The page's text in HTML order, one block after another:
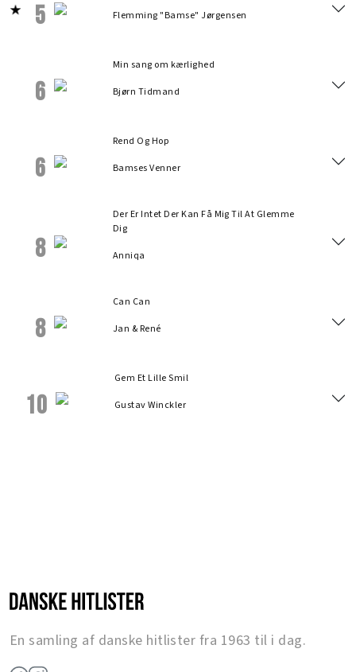
5
Flemming "Bamse" Jørgensen
6
Min sang om kærlighed
Bjørn Tidmand
6
Rend Og Hop
Bamses Venner
8
Der Er Intet Der Kan Få Mig Til At Glemme
Dig
Anniqa
8
Can Can
Jan & René
10
Gem Et Lille Smil
Gustav Winckler
En samling af danske hitlister fra 1963 til i dag.